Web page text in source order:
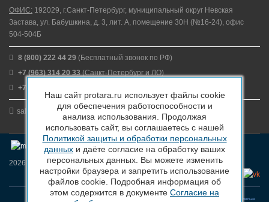
ОФИС: 192029, г.Санкт-Петербург, муниципальный округ Невская
Застава, ул. Бабушкина, д. 3, лит. А, помещение 30Н (№16-24), офис
504-504Б
8 (800) 222 44 29 (Бесплатный звонок по РФ)
+7 (963) 314 20 33(Санкт-Петербург и ЛО)
+7 (963) 314 20 33
sales@protara.ru
2026 © ПроТара - Производство и продажа пластиковой тары
Вся информация, размещенная на веб-сайте protara.ru и всех поддоменах сайта protara.ru включая
Наш сайт protara.ru использует файлы cookie
для обеспечения работоспособности и
анализа использования. Продолжая
использовать сайт, вы соглашаетесь с нашей
Политикой защиты и обработки персональных
данных и даёте согласие на обработку ваших
персональных данных. Вы можете изменить
настройки браузера и запретить использование
файлов cookie. Подробная информация об
этом содержится в документе Согласие на